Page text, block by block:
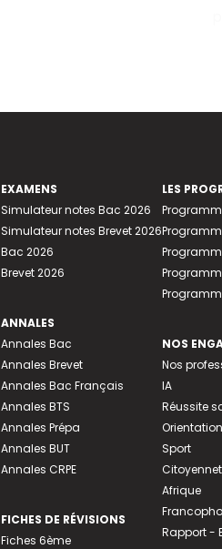
EXAMENS
Simulateur notes Bac 2026
Simulateur notes Brevet 2026
Bac 2026
Brevet 2026
ANNALES
Annales Bac
Annales Brevet
Annales Bac Français
Annales BTS
Annales Prépa
Annales BUT
Annales CRPE
FICHES DE RÉVISIONS
Fiches 6ème
LES
NOS
Nos
IA
Réussite
Orientation
Sport
Afrique
Rapport -